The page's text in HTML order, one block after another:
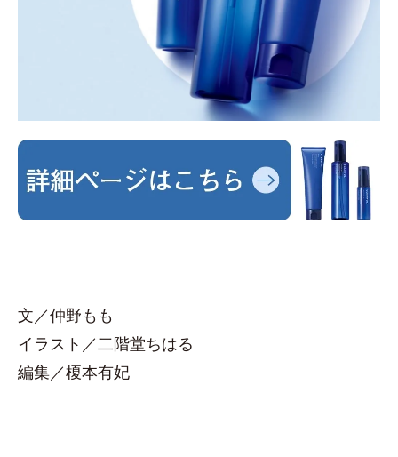
文／仲野もも
イラスト／二階堂ちはる
編集／榎本有妃